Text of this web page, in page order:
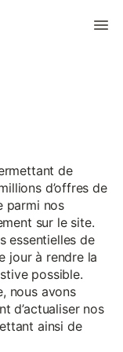
de
d’offres de
parmi nos
sur le site.
essentielles de
jour à rendre la
possible.
nous avons
d’actualiser nos
ainsi de